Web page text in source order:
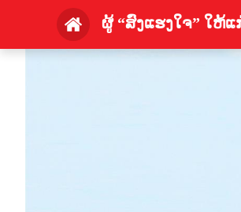
ຜູ້ “ສົ່ງແຮງໃຈ” ໃຫ້